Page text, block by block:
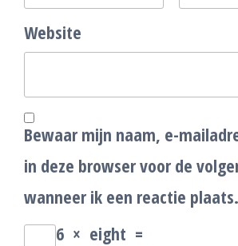
Website
Bewaar mijn naam, e-
in deze browser voor de
wanneer ik een reactie plaats.
6 × eight =